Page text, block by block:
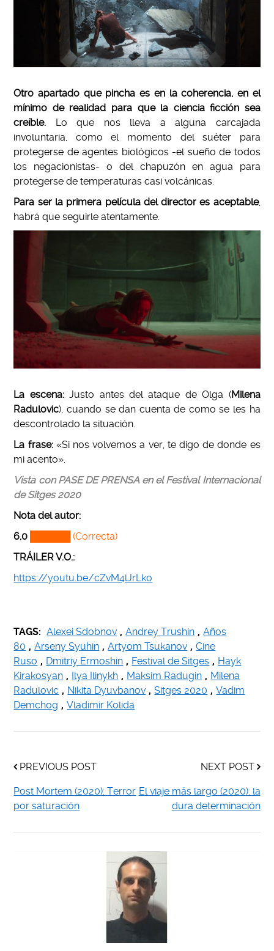
Otro apartado que pincha es en la coherencia, en el
mínimo de realidad para que la ciencia ficción sea
creíble. Lo que nos lleva a alguna carcajada
involuntaria, como el momento del suéter para
protegerse de agentes biológicos -el sueño de todos
los negacionistas- o del chapuzón en agua para
protegerse de temperaturas casi volcánicas.
Para ser la primera película del director es aceptable,
habrá que seguirle atentamente.
La escena:Justo antes del ataque de Olga (Milena
Radulovic), cuando se dan cuenta de como se les ha
descontrolado la situación.
La frase:«Si nos volvemos a ver, te digo de donde es
mi acento».
Vista con PASE DE PRENSA en el Festival Internacional
de Sitges 2020
Nota del autor:
6,0
██████ (Correcta)
TRÁILER V.O.:
https://youtu.be/cZvM4lJrLko
TAGS: Alexei Sdobnov , Andrey Trushin , Años
80 , Arseny Syuhin , Artyom Tsukanov , Cine
Ruso , Dmitriy Ermoshin , Festival de Sitges , Hayk
Kirakosyan , Ilya Ilinykh , Maksim Radugin , Milena
Radulovic , Nikita Dyuvbanov , Sitges 2020 , Vadim
Demchog , Vladimir Kolida
PREVIOUS POST
Post Mortem (2020): Terror
por saturación
NEXT POST
El viaje más largo (2020): la
dura determinación